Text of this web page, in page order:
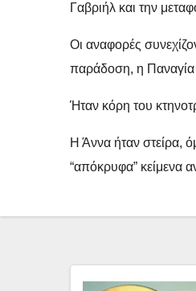
Γαβριήλ και την
Οι αναφορές
παράδοση, η Παναγία
Ήταν κόρη του
Η Άννα ήταν στείρα,
“απόκρυφα” κείμενα